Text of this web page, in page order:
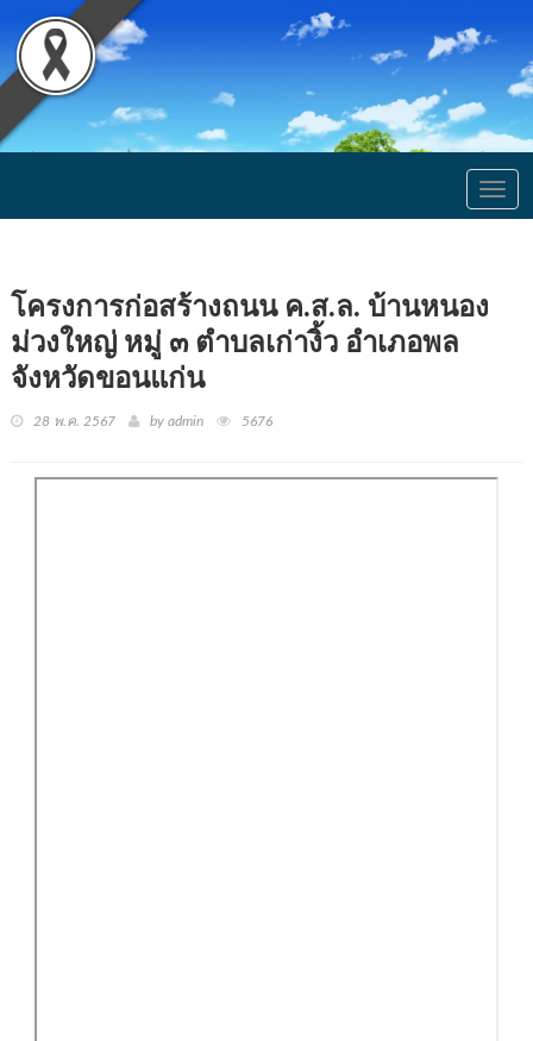
โครงการก่อสร้างถนน ค.ส.ล. บ้านหนอง
ม่วงใหญ่ หมู่ ๓ ตำบลเก่างิ้ว อำเภอพล
จังหวัดขอนแก่น
28 พ.ค. 2567 by admin 5676